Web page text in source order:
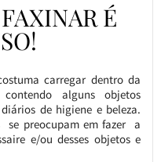
É
carregar dentro da
alguns objetos
de higiene e beleza.
se preocupam em fazer a
e/ou desses objetos e